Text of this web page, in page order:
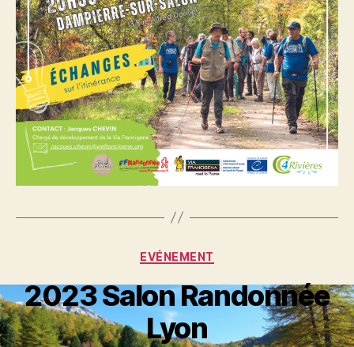
Catégories
EVÉNEMENT
2023 Salon Randonnée
Lyon